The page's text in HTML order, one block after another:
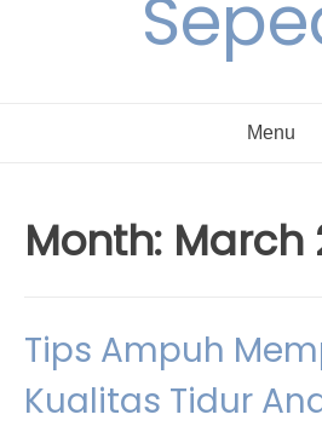
Menu
Month: March
Tips Ampuh
Kualitas Tidur